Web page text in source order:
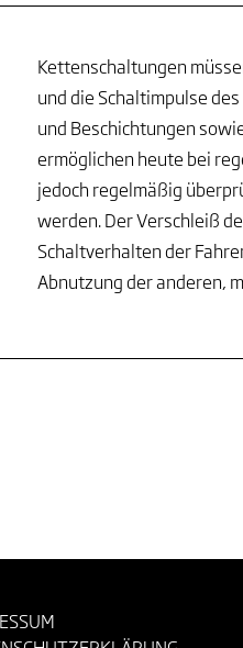
Kettenschaltungen
und die Schaltimpulse
und Beschichtungen
ermöglichen heute bei
jedoch regelmäßig
werden. Der Verschleiß
Schaltverhalten der
Abnutzung der anderen,